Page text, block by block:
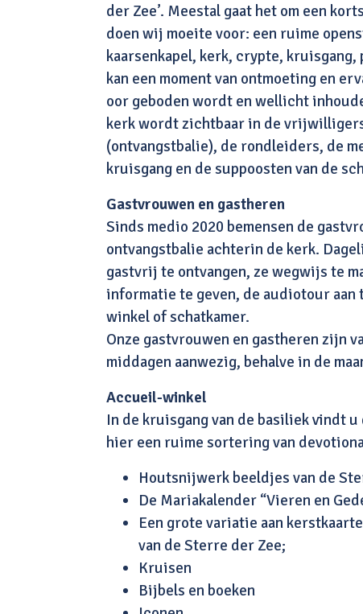
der Zee’. Meestal gaat het om een
doen wij moeite voor: een ruime
kaarsenkapel, kerk, crypte,
kan een moment van ontmoeting en
oor geboden wordt en wellicht
kerk wordt zichtbaar in de
(ontvangstbalie), de rondleiders, de
kruisgang en de suppoosten van de
Gastvrouwen en gastheren
Sinds medio 2020 bemensen de
ontvangstbalie achterin de kerk.
gastvrij te ontvangen, ze wegwijs te
informatie te geven, de audiotour
winkel of schatkamer.
Onze gastvrouwen en gastheren zijn
middagen aanwezig, behalve in de
Accueil-winkel
In de kruisgang van de basiliek vindt
hier een ruime sortering van
Houtsnijwerk beeldjes van de
De Mariakalender “Vieren en
Een grote variatie aan
van de Sterre der Zee;
Kruisen
Bijbels en boeken